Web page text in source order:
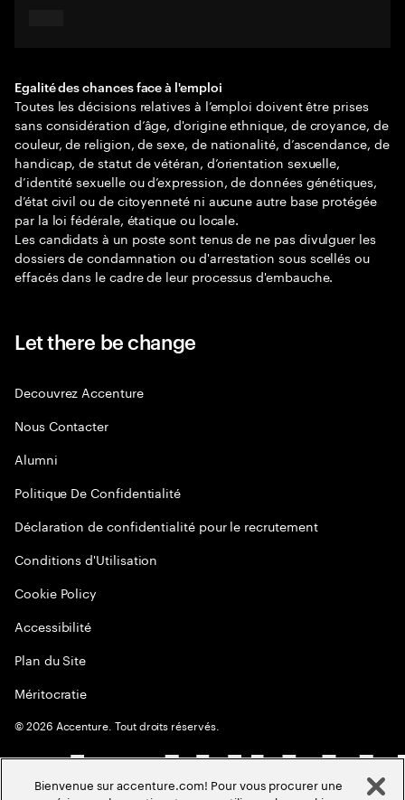
Egalité des chances face à l'emploi
Toutes les décisions relatives à l’emploi doivent être prises
sans considération d’âge, d'origine ethnique, de croyance, de
couleur, de religion, de sexe, de nationalité, d’ascendance, de
handicap, de statut de vétéran, d’orientation sexuelle,
d’identité sexuelle ou d’expression, de données génétiques,
d’état civil ou de citoyenneté ni aucune autre base protégée
par la loi fédérale, étatique ou locale.
Les candidats à un poste sont tenus de ne pas divulguer les
dossiers de condamnation ou d'arrestation sous scellés ou
effacés dans le cadre de leur processus d'embauche.
Let there be change
Decouvrez Accenture
Nous Contacter
Alumni
Politique De Confidentialité
Déclaration de confidentialité pour le recrutement
Conditions d'Utilisation
Cookie Policy
Accessibilité
Plan du Site
Méritocratie
©2026 Accenture. Tout droits réservés.
Bienvenue sur accenture.com! Pour vous procurer une